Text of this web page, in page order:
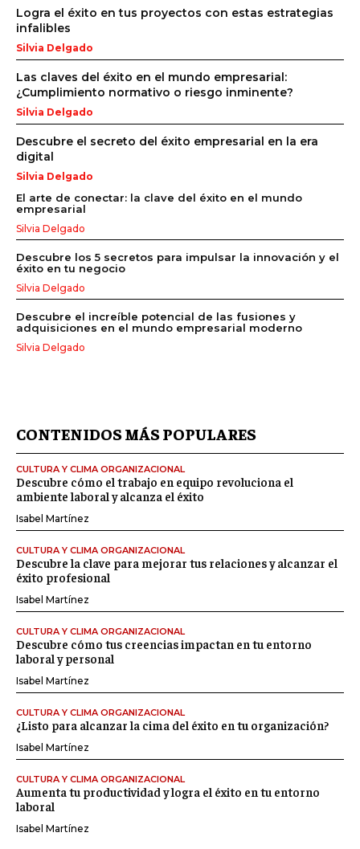
Logra el éxito en tus proyectos con estas estrategias
infalibles
Silvia Delgado
Las claves del éxito en el mundo empresarial:
¿Cumplimiento normativo o riesgo inminente?
Silvia Delgado
Descubre el secreto del éxito empresarial en la era
digital
Silvia Delgado
El arte de conectar: la clave del éxito en el mundo
empresarial
Silvia Delgado
Descubre los 5 secretos para impulsar la innovación y el
éxito en tu negocio
Silvia Delgado
Descubre el increíble potencial de las fusiones y
adquisiciones en el mundo empresarial moderno
Silvia Delgado
CONTENIDOS MÁS POPULARES
CULTURA Y CLIMA ORGANIZACIONAL
Descubre cómo el trabajo en equipo revoluciona el
ambiente laboral y alcanza el éxito
Isabel Martínez
CULTURA Y CLIMA ORGANIZACIONAL
Descubre la clave para mejorar tus relaciones y alcanzar el
éxito profesional
Isabel Martínez
CULTURA Y CLIMA ORGANIZACIONAL
Descubre cómo tus creencias impactan en tu entorno
laboral y personal
Isabel Martínez
CULTURA Y CLIMA ORGANIZACIONAL
¿Listo para alcanzar la cima del éxito en tu organización?
Isabel Martínez
CULTURA Y CLIMA ORGANIZACIONAL
Aumenta tu productividad y logra el éxito en tu entorno
laboral
Isabel Martínez